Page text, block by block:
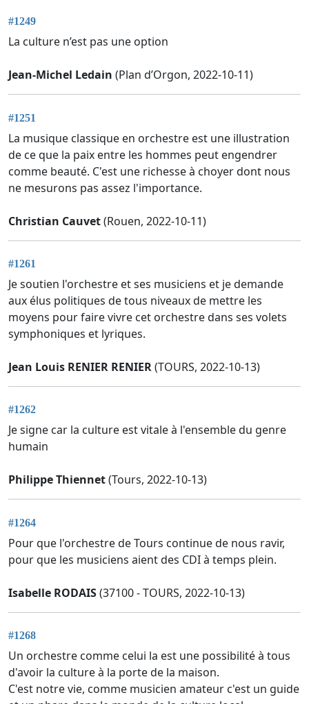
#1249
La culture n’est pas une option
Jean-Michel Ledain (Plan d’Orgon, 2022-10-11)
#1251
La musique classique en orchestre est une illustration
de ce que la paix entre les hommes peut engendrer
comme beauté. C'est une richesse à choyer dont nous
ne mesurons pas assez l'importance.
Christian Cauvet(Rouen, 2022-10-11)
#1261
Je soutien l'orchestre et ses musiciens et je demande
aux élus politiques de tous niveaux de mettre les
moyens pour faire vivre cet orchestre dans ses volets
symphoniques et lyriques.
Jean Louis RENIER RENIER(TOURS, 2022-10-13)
#1262
Je signe car la culture est vitale à l'ensemble du genre
humain
Philippe Thiennet(Tours, 2022-10-13)
#1264
Pour que l'orchestre de Tours continue de nous ravir,
pour que les musiciens aient des CDI à temps plein.
Isabelle RODAIS(37100 - TOURS, 2022-10-13)
#1268
Un orchestre comme celui la est une possibilité à tous
d'avoir la culture à la porte de la maison.
C'est notre vie, comme musicien amateur c'est un guide